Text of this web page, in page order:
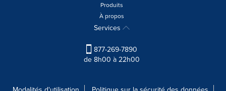
Produits
À propos
Services
877-269-7890
de 8h00 à 22h00